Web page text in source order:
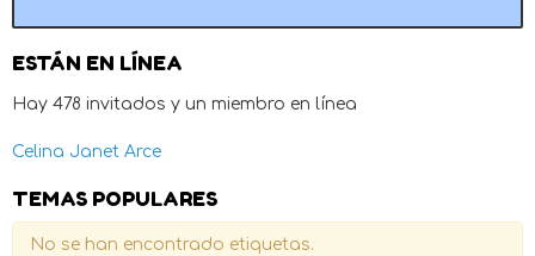
ESTÁN EN LÍNEA
Hay 478 invitados y un miembro en línea
Celina Janet Arce
TEMAS POPULARES
No se han encontrado etiquetas.